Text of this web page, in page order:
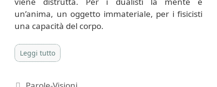
un’anima, un oggetto immateriale, per i fisicisti
una capacità del corpo.
Leggi tutto
Categorie